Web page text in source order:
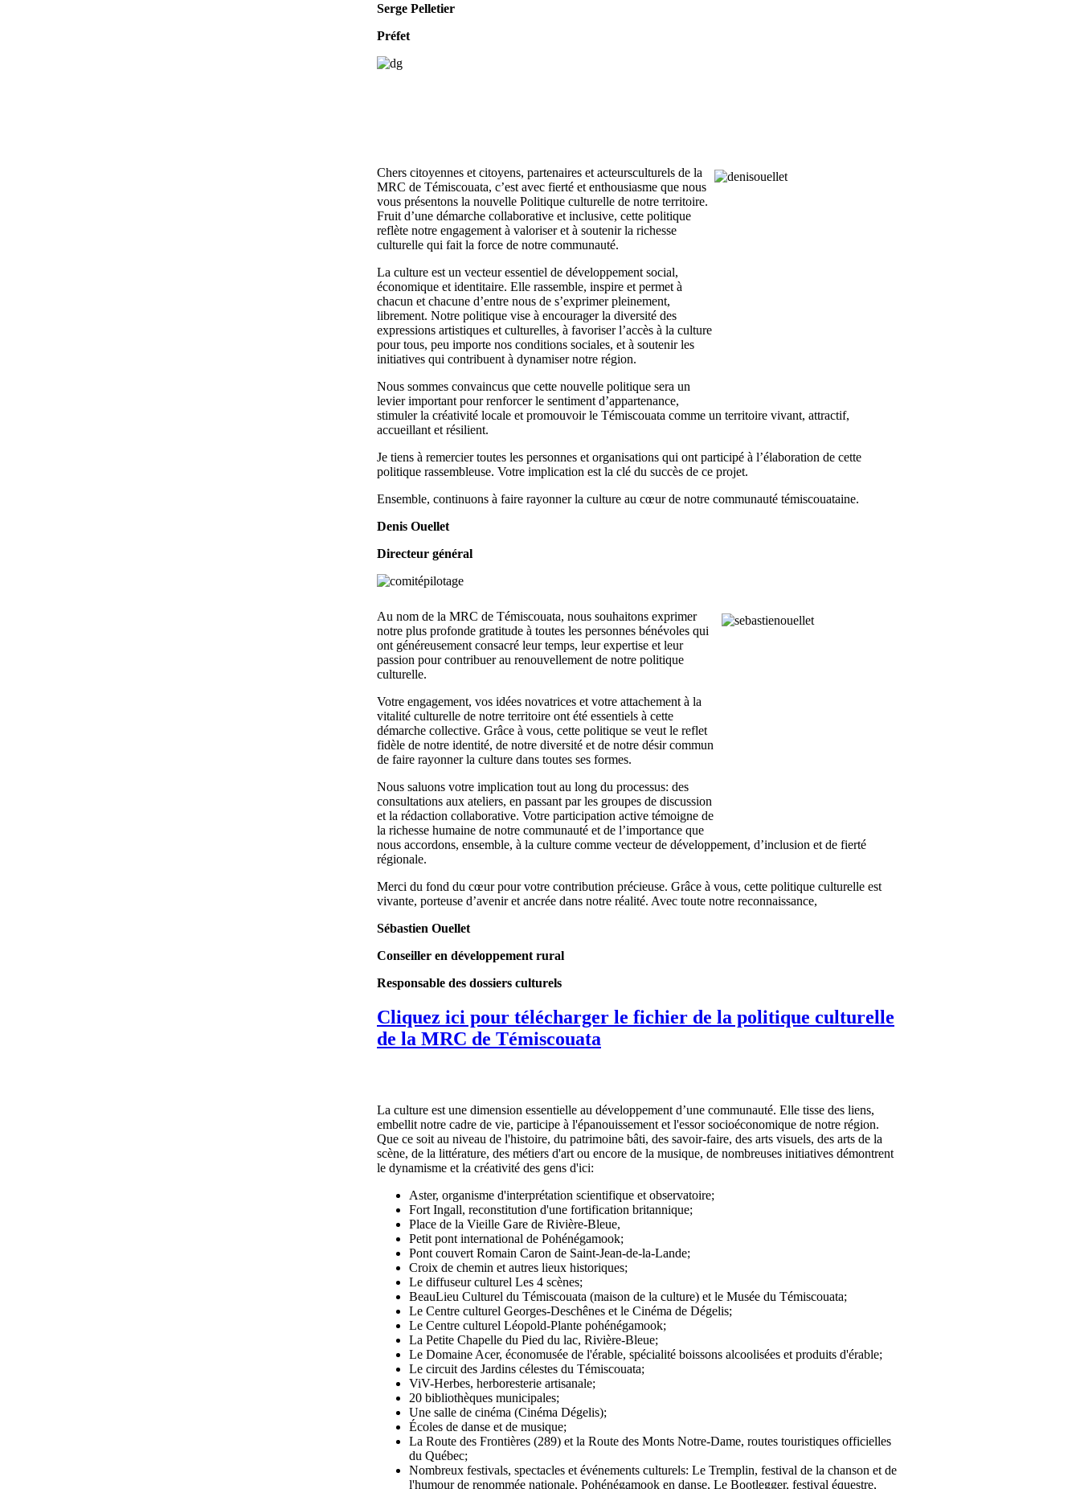
Serge Pelletier
Préfet
Chers citoyennes et citoyens, partenaires et acteursculturels de la
MRC de Témiscouata, c’est avec fierté et enthousiasme que nous
vous présentons la nouvelle Politique culturelle de notre territoire.
Fruit d’une démarche collaborative et inclusive, cette politique
reflète notre engagement à valoriser et à soutenir la richesse
culturelle qui fait la force de notre communauté.
La culture est un vecteur essentiel de développement social,
économique et identitaire. Elle rassemble, inspire et permet à
chacun et chacune d’entre nous de s’exprimer pleinement,
librement. Notre politique vise à encourager la diversité des
expressions artistiques et culturelles, à favoriser l’accès à la culture
pour tous, peu importe nos conditions sociales, et à soutenir les
initiatives qui contribuent à dynamiser notre région.
Nous sommes convaincus que cette nouvelle politique sera un
levier important pour renforcer le sentiment d’appartenance,
stimuler la créativité locale et promouvoir le Témiscouata comme un territoire vivant, attractif,
accueillant et résilient.
Je tiens à remercier toutes les personnes et organisations qui ont participé à l’élaboration de cette
politique rassembleuse. Votre implication est la clé du succès de ce projet.
Ensemble, continuons à faire rayonner la culture au cœur de notre communauté témiscouataine.
Denis Ouellet
Directeur général
Au nom de la MRC de Témiscouata, nous souhaitons exprimer
notre plus profonde gratitude à toutes les personnes bénévoles qui
ont généreusement consacré leur temps, leur expertise et leur
passion pour contribuer au renouvellement de notre politique
culturelle.
Votre engagement, vos idées novatrices et votre attachement à la
vitalité culturelle de notre territoire ont été essentiels à cette
démarche collective. Grâce à vous, cette politique se veut le reflet
fidèle de notre identité, de notre diversité et de notre désir commun
de faire rayonner la culture dans toutes ses formes.
Nous saluons votre implication tout au long du processus: des
consultations aux ateliers, en passant par les groupes de discussion
et la rédaction collaborative. Votre participation active témoigne de
la richesse humaine de notre communauté et de l’importance que
nous accordons, ensemble, à la culture comme vecteur de développement, d’inclusion et de fierté
régionale.
Merci du fond du cœur pour votre contribution précieuse. Grâce à vous, cette politique culturelle est
vivante, porteuse d’avenir et ancrée dans notre réalité. Avec toute notre reconnaissance,
Sébastien Ouellet
Conseiller en développement rural
Responsable des dossiers culturels
Cliquez ici pour télécharger le fichier de la politique culturelle
de la MRC de Témiscouata
La culture est une dimension essentielle au développement d’une communauté. Elle tisse des liens,
embellit notre cadre de vie, participe à l'épanouissement et l'essor socioéconomique de notre région.
Que ce soit au niveau de l'histoire, du patrimoine bâti, des savoir-faire, des arts visuels, des arts de la
scène, de la littérature, des métiers d'art ou encore de la musique, de nombreuses initiatives démontrent
le dynamisme et la créativité des gens d'ici:
Aster, organisme d'interprétation scientifique et observatoire;
Fort Ingall, reconstitution d'une fortification britannique;
Place de la Vieille Gare de Rivière-Bleue,
Petit pont international de Pohénégamook;
Pont couvert Romain Caron de Saint-Jean-de-la-Lande;
Croix de chemin et autres lieux historiques;
Le diffuseur culturel Les 4 scènes;
BeauLieu Culturel du Témiscouata (maison de la culture) et le Musée du Témiscouata;
Le Centre culturel Georges-Deschênes et le Cinéma de Dégelis;
Le Centre culturel Léopold-Plante pohénégamook;
La Petite Chapelle du Pied du lac, Rivière-Bleue;
Le Domaine Acer, économusée de l'érable, spécialité boissons alcoolisées et produits d'érable;
Le circuit des Jardins célestes du Témiscouata;
ViV-Herbes, herboresterie artisanale;
20 bibliothèques municipales;
Une salle de cinéma (Cinéma Dégelis);
Écoles de danse et de musique;
La Route des Frontières (289) et la Route des Monts Notre-Dame, routes touristiques officielles
du Québec;
Nombreux festivals, spectacles et événements culturels: Le Tremplin, festival de la chanson et de
l'humour de renommée nationale, Pohénégamook en danse, Le Bootlegger, festival équestre,